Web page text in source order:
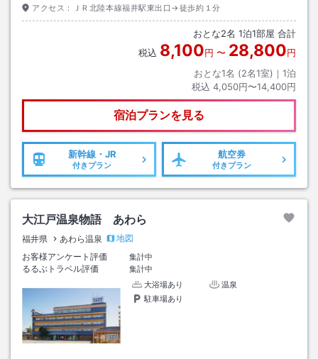
アクセス： ＪＲ北陸本線福井駅東出口→徒歩約１分
おとな2名 1泊1部屋 合計
税込 8,100円 〜 28,800円
おとな1名 (2名1室)｜ 1泊
税込 4,050円〜14,400円
宿泊プランを見る
新幹線・JR
付きプラン
航空券
付きプラン
大江戸温泉物語 あわら
福井県 あわら温泉
地図
お客様アンケート評価
集計中
るるぶトラベル評価
集計中
大浴場あり
温泉
駐車場あり